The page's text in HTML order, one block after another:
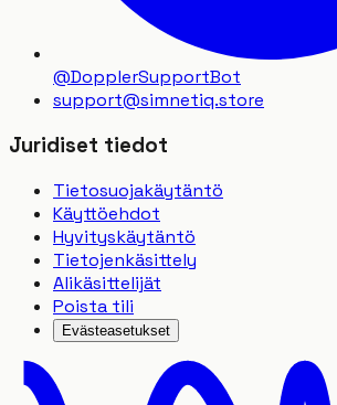
@DopplerSupportBot
support@simnetiq.store
Juridiset tiedot
Tietosuojakäytäntö
Käyttöehdot
Hyvityskäytäntö
Tietojenkäsittely
Alikäsittelijät
Poista tili
Evästeasetukset